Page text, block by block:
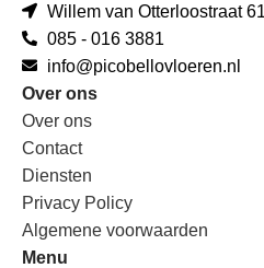
Willem van Otterloostraat
085 - 016 3881
info@picobellovloeren.nl
Over ons
Over ons
Contact
Diensten
Privacy Policy
Algemene voorwaarden
Menu